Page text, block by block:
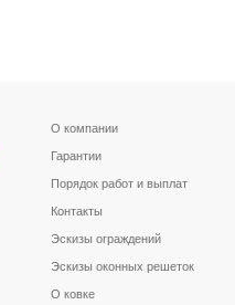
О компании
Гарантии
Порядок работ и выплат
Контакты
Эскизы ограждений
Эскизы оконных решеток
О ковке